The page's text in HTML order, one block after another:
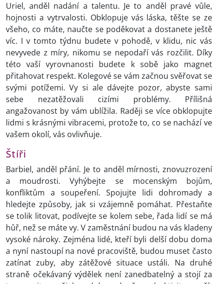
Uriel, anděl nadání a talentu. Je to anděl pravé vůle,
hojnosti a vytrvalosti. Obklopuje vás láska, těšte se ze
všeho, co máte, naučte se poděkovat a dostanete ještě
víc. I v tomto týdnu budete v pohodě, v klidu, nic vás
nevyvede z míry, nikomu se nepodaří vás rozčilit. Díky
této vaší vyrovnanosti budete k sobě jako magnet
přitahovat respekt. Kolegové se vám začnou svěřovat se
svými potížemi. Vy si ale dávejte pozor, abyste sami
sebe nezatěžovali cizími problémy. Přílišná
angažovanost by vám ublížila. Raději se více obklopujte
lidmi s krásnými vibracemi, protože to, co se nachází ve
vašem okolí, vás ovlivňuje.
Štíři
Barbiel, anděl přání. Je to anděl mírnosti, znovuzrození
a moudrosti. Vyhýbejte se mocenským bojům,
konfliktům a soupeření. Spojujte lidi dohromady a
hledejte způsoby, jak si vzájemně pomáhat. Přestaňte
se tolik litovat, podívejte se kolem sebe, řada lidí se má
hůř, než se máte vy. V zaměstnání budou na vás kladeny
vysoké nároky. Zejména lidé, kteří byli delší dobu doma
a nyní nastoupí na nové pracoviště, budou muset často
zatínat zuby, aby zátěžové situace ustáli. Na druhé
straně očekávaný výdělek není zanedbatelný a stojí za